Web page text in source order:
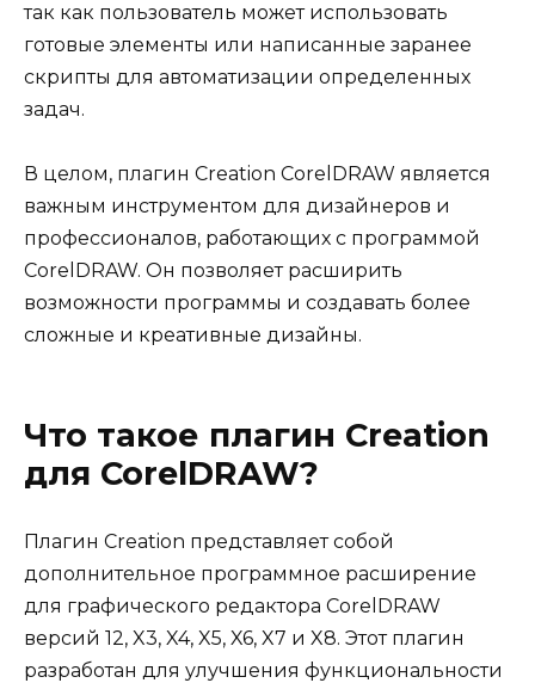
так как пользователь может использовать
готовые элементы или написанные заранее
скрипты для автоматизации определенных
задач.
В целом, плагин Creation CorelDRAW является
важным инструментом для дизайнеров и
профессионалов, работающих с программой
CorelDRAW. Он позволяет расширить
возможности программы и создавать более
сложные и креативные дизайны.
Что такое плагин Creation
для CorelDRAW?
Плагин Creation представляет собой
дополнительное программное расширение
для графического редактора CorelDRAW
версий 12, X3, X4, X5, X6, X7 и X8. Этот плагин
разработан для улучшения функциональности